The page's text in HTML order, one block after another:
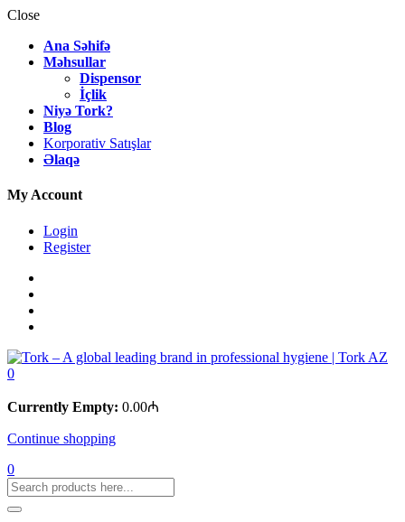
Close
Ana Səhifə
Məhsullar
Dispensor
İçlik
Niyə Tork?
Blog
Korporativ Satışlar
Əlaqə
My Account
Login
Register
0
Currently Empty: 0.00₼
Continue shopping
0